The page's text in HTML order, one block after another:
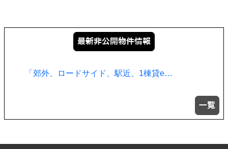
「郊外、ロードサイド、駅近、1棟貸e…